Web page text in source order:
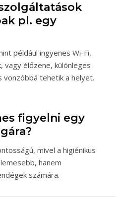
pl. egy
például ingyenes Wi-Fi,
vagy élőzene, különleges
vonzóbbá tehetik a helyet.
figyelni egy
mivel a higiénikus
hanem
számára.